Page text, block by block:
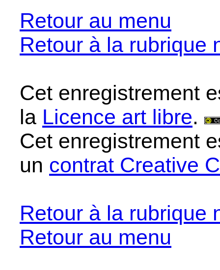
Retour au menu
Retour à la rubrique
Cet enregistrement
la Licence art libre.
Cet enregistrement
un contrat Creative
Retour à la rubrique
Retour au menu